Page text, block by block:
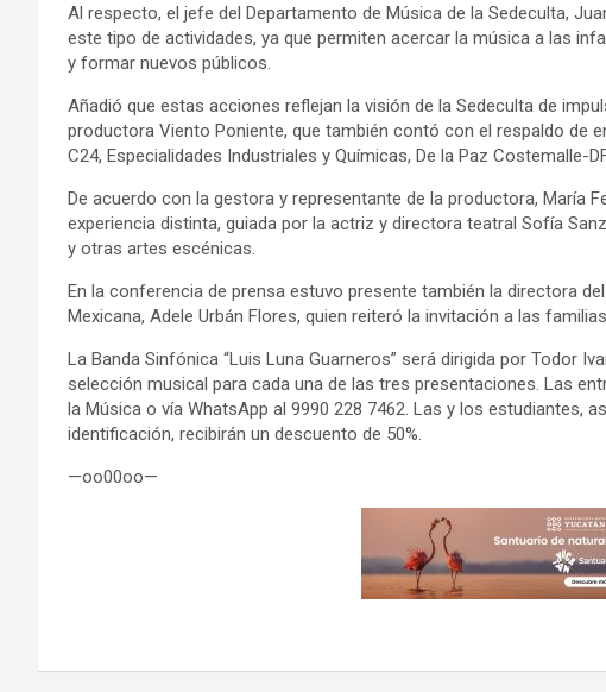
Al respecto, el jefe del Departamento de Música de la Sedeculta,
este tipo de actividades, ya que permiten acercar la música a las
y formar nuevos públicos.
Añadió que estas acciones reflejan la visión de la Sedeculta de
productora Viento Poniente, que también contó con el respaldo de
C24, Especialidades Industriales y Químicas, De la Paz Costemalle-
De acuerdo con la gestora y representante de la productora, María
experiencia distinta, guiada por la actriz y directora teatral Sofía
y otras artes escénicas.
En la conferencia de prensa estuvo presente también la directora
Mexicana, Adele Urbán Flores, quien reiteró la invitación a las
La Banda Sinfónica “Luis Luna Guarneros” será dirigida por Todor
selección musical para cada una de las tres presentaciones. Las
la Música o vía WhatsApp al 9990 228 7462. Las y los estudiantes,
identificación, recibirán un descuento de 50%.
—oo00oo—